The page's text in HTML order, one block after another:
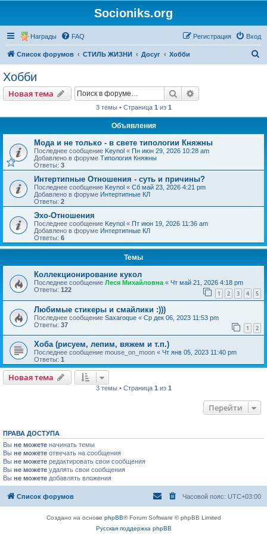
Socioniks.org
Награды FAQ Вход
Регистрация
Список форумов СТИЛЬ ЖИЗНИ Досуг Хобби
Хобби
Новая тема Поиск
3 темы • Страница 1 из 1
Объявления
Мода и не только - в свете типологии Княжны
Последнее сообщение Keynol « Пн июн 29, 2026 10:28 am
Добавлено в форуме Типология Княжны
Ответы: 3
Интертипные Отношения - суть и причины?
Последнее сообщение Keynol « Сб май 23, 2026 4:21 pm
Добавлено в форуме Интертипные КЛ
Ответы: 2
Эхо-Отношения
Последнее сообщение Keynol « Пт июн 19, 2026 11:36 am
Добавлено в форуме Интертипные КЛ
Ответы: 6
Темы
Коллекционирование кукол
Последнее сообщение Леся Михайловна « Чт май 21, 2026 4:18 pm
Ответы: 122 1 2 3 4 5
Любимые стикеры и смайлики :)))
Последнее сообщение Saxaroque « Ср дек 06, 2023 11:53 pm
Ответы: 37 1 2
Хоба (рисуем, лепим, вяжем и т.п.)
Последнее сообщение mouse_on_moon « Чт янв 05, 2023 11:40 pm
Ответы: 1
Новая тема
3 темы • Страница 1 из 1
Перейти
ПРАВА ДОСТУПА
Вы не можете начинать темы
Вы не можете отвечать на сообщения
Вы не можете редактировать свои сообщения
Вы не можете удалять свои сообщения
Вы не можете добавлять вложения
Список форумов Часовой пояс: UTC+03:00
Создано на основе phpBB® Forum Software © phpBB Limited
Русская поддержка phpBB